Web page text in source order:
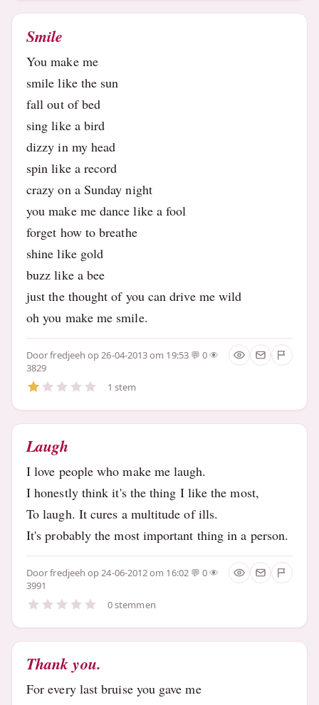
Smile
You make me
smile like the sun
fall out of bed
sing like a bird
dizzy in my head
spin like a record
crazy on a Sunday night
you make me dance like a fool
forget how to breathe
shine like gold
buzz like a bee
just the thought of you can drive me wild
oh you make me smile.
Doorfredjeeh op 26-04-2013 om 19:53
0
3829
1 stem
Laugh
I love people who make me laugh.
I honestly think it's the thing I like the most,
To laugh. It cures a multitude of ills.
It's probably the most important thing in a person.
Doorfredjeeh op 24-06-2012 om 16:02
0
3991
0 stemmen
Thank you.
For every last bruise you gave me